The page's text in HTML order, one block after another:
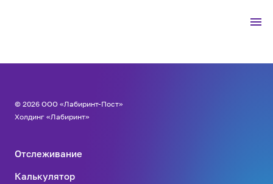
© 2026 ООО «Лабиринт-Пост»
Холдинг «Лабиринт»
Отслеживание
Калькулятор